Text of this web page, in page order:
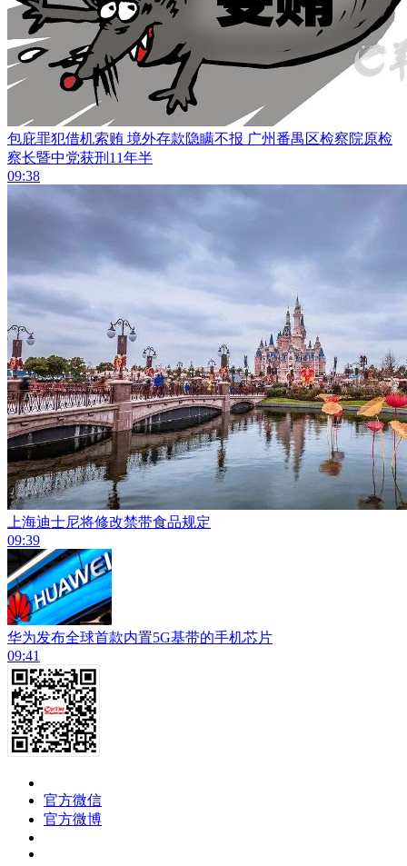
包庇罪犯借机索贿 境外存款隐瞒不报 广州番禺区检察院原检
察长暨中党获刑11年半
09:38
上海迪士尼将修改禁带食品规定
09:39
华为发布全球首款内置5G基带的手机芯片
09:41
官方微信
官方微博